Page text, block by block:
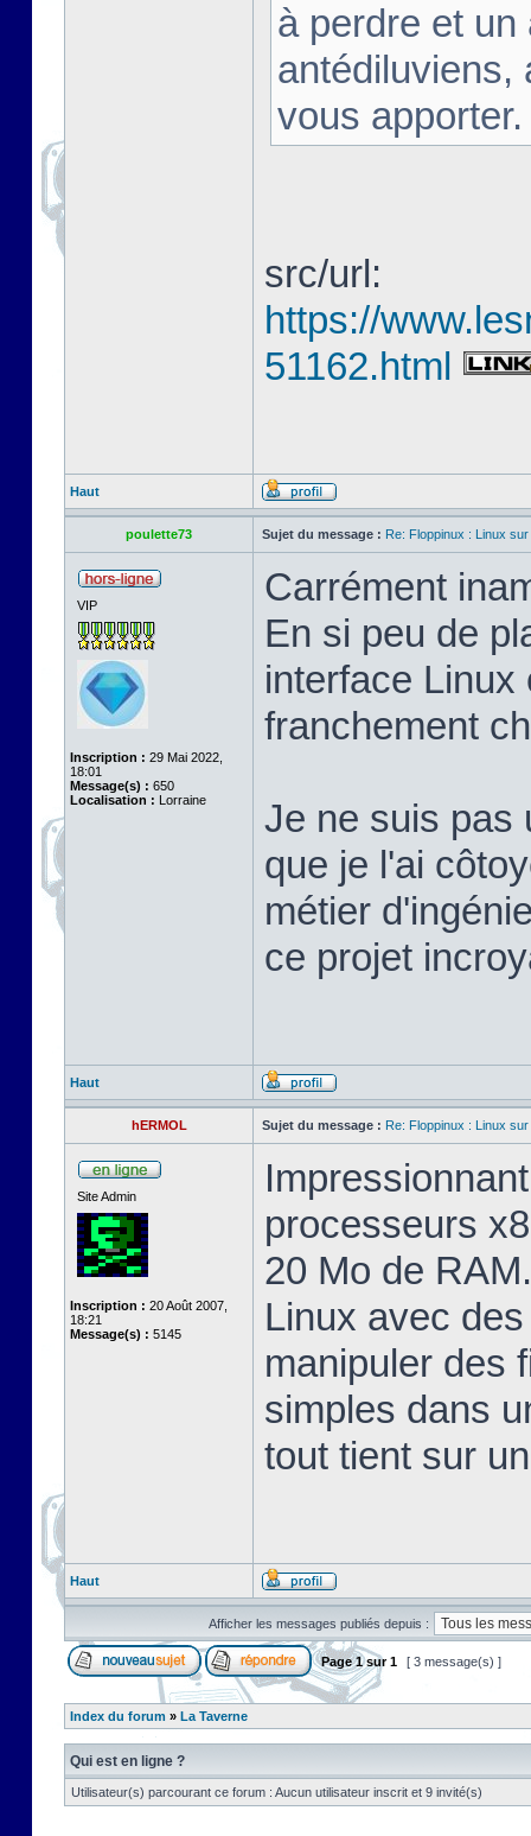
à perdre et
antédiluviens,
vous
src/url:
https://
51162.html
Haut
poulette73 Sujet du message : Re: Floppinux : Linux
VIP
Inscription : 29 Mai 2022,
18:01
Message(s) : 650
Localisation : Lorraine
Carrément
En si peu de
interface Linux
franchement
Je ne suis pas
que je l'ai
métier
ce projet
Haut
hERMOL Sujet du message : Re: Floppinux : Linux
Site Admin
Inscription : 20 Août 2007,
18:21
Message(s) : 5145
processeurs
20 Mo de
Linux avec
manipuler des
simples dans
tout tient sur
Haut
Afficher les messages publiés depuis :
Page1sur1 [ 3 message(s) ]
Index du forum » La Taverne
Qui est en ligne ?
Utilisateur(s) parcourant ce forum : Aucun utilisateur inscrit et 9 invité(s)